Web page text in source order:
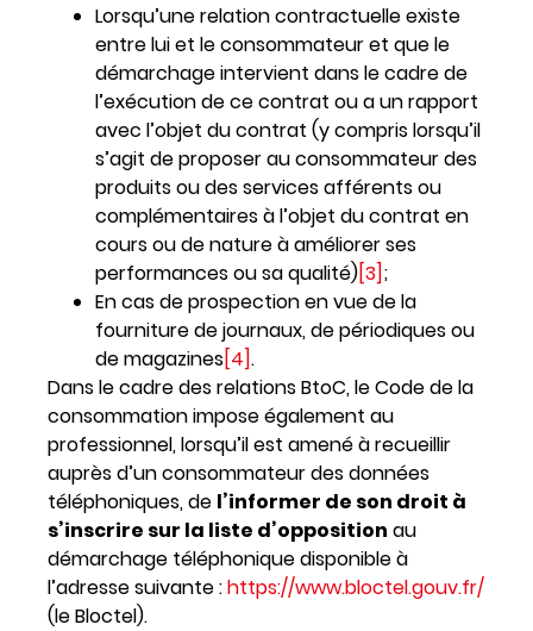
Lorsqu’une relation contractuelle existe
entre lui et le consommateur et que le
démarchage intervient dans le cadre de
l’exécution de ce contrat ou a un rapport
avec l’objet du contrat (y compris lorsqu’il
s’agit de proposer au consommateur des
produits ou des services afférents ou
complémentaires à l’objet du contrat en
cours ou de nature à améliorer ses
performances ou sa qualité)[3];
En cas de prospection en vue de la
fourniture de journaux, de périodiques ou
de magazines[4].
Dans le cadre des relations BtoC, le Code de la
consommation impose également au
professionnel, lorsqu’il est amené à recueillir
auprès d’un consommateur des données
téléphoniques, de l’informer de son droit à
s’inscrire sur la liste d’opposition au
démarchage téléphonique disponible à
l’adresse suivante :https://www.bloctel.gouv.fr/
(le Bloctel).